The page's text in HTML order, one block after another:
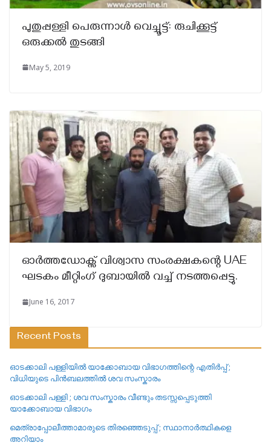
പുതുപ്പള്ളി പെരുന്നാൾ വെച്ചൂട്ട്: രുചിക്കൂട്ട്
ഒരുക്കൽ തുടങ്ങി
May 5, 2019
ഓർത്തഡോക്സ് വിശ്വാസ സംരക്ഷകന്റെ UAE
ഘടകം മീറ്റിംഗ് ദുബായിൽ വച്ച് നടത്തപ്പെട്ടു.
June 16, 2017
Recent Posts
ഓടക്കാലി പള്ളിയിൽ യാക്കോബായ വിഭാഗത്തിന്റെ എതിർപ്പ് ;
വിധിയുടെ പിൻബലത്തിൽ ശവ സംസ്കാരം
ഓടക്കാലി പള്ളി ; ശവ സംസ്കാരം വീണ്ടും തടസ്സപ്പെടുത്തി
യാക്കോബായ വിഭാഗം
മെത്രാപ്പോലീത്താമാരുടെ തിരഞ്ഞെടുപ്പ് ; സ്ഥാനാർത്ഥികളെ
അറിയാം